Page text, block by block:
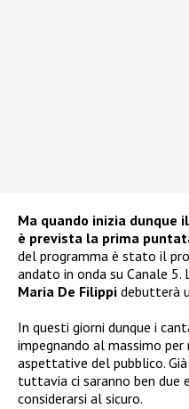
Ma quando inizia dunque
è prevista la prima
del programma è stato il
andato in onda su Canale
Maria De Filippi debutterà
In questi giorni dunque i
impegnando al massimo
aspettative del pubblico.
tuttavia ci saranno ben due
considerarsi al sicuro.